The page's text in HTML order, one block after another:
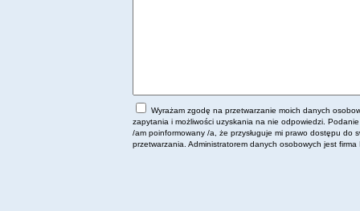
Wyrażam zgodę na przetwarzanie moich danych
zapytania i możliwości uzyskania na nie odpowiedzi.
/am poinformowany /a, że przysługuje mi prawo dostępu
przetwarzania. Administratorem danych osobowych jest